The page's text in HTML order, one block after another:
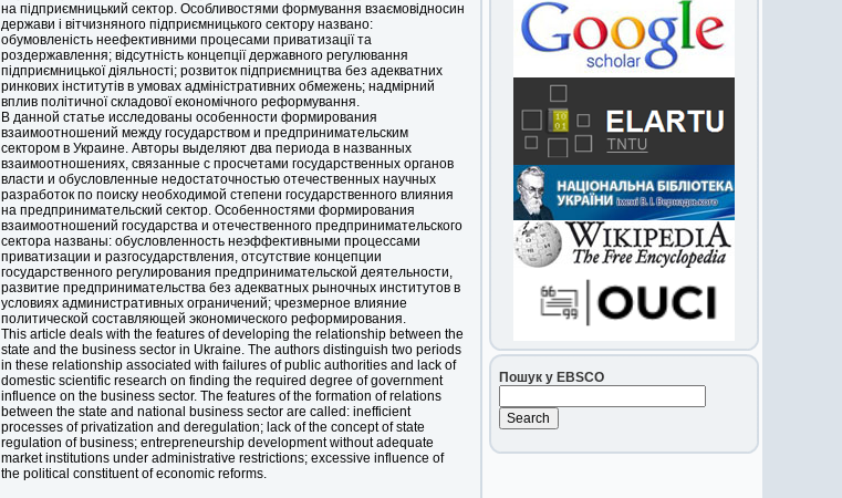
на підприємницький сектор. Особливостями формування взаємовідносин
держави і вітчизняного підприємницького сектору названо:
обумовленість неефективними процесами приватизації та
роздержавлення; відсутність концепції державного регулювання
підприємницької діяльності; розвиток підприємництва без адекватних
ринкових інститутів в умовах адміністративних обмежень; надмірний
вплив політичної складової економічного реформування.
В данной статье исследованы особенности формирования
взаимоотношений между государством и предпринимательским
сектором в Украине. Авторы выделяют два периода в названных
взаимоотношениях, связанные с просчетами государственных органов
власти и обусловленные недостаточностью отечественных научных
разработок по поиску необходимой степени государственного влияния
на предпринимательский сектор. Особенностями формирования
взаимоотношений государства и отечественного предпринимательского
сектора названы: обусловленность неэффективными процессами
приватизации и разгосударствления, отсутствие концепции
государственного регулирования предпринимательской деятельности,
развитие предпринимательства без адекватных рыночных институтов в
условиях административных ограничений; чрезмерное влияние
политической составляющей экономического реформирования.
This article deals with the features of developing the relationship between the
state and the business sector in Ukraine. The authors distinguish two periods
in these relationship associated with failures of public authorities and lack of
domestic scientific research on finding the required degree of government
influence on the business sector. The features of the formation of relations
between the state and national business sector are called: inefficient
processes of privatization and deregulation; lack of the concept of state
regulation of business; entrepreneurship development without adequate
market institutions under administrative restrictions; excessive influence of
the political constituent of economic reforms.
Пошук у EBSCO